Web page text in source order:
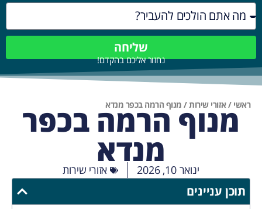
שליחה
נחזור אליכם בהקדם!
ראשי /אזורי שירות/ מנוף הרמה בכפר מנדא
מנוף הרמה בכפר
מנדא ינואר 10, 2026 אזורי שירות
תוכן עניינים